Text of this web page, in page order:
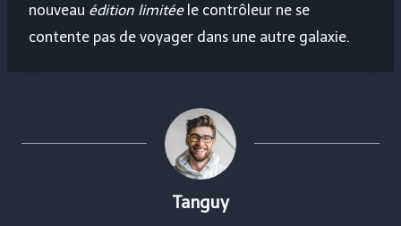
nouveau édition limitéele contrôleur ne se
contente pas de voyager dans une autre galaxie.
Tanguy